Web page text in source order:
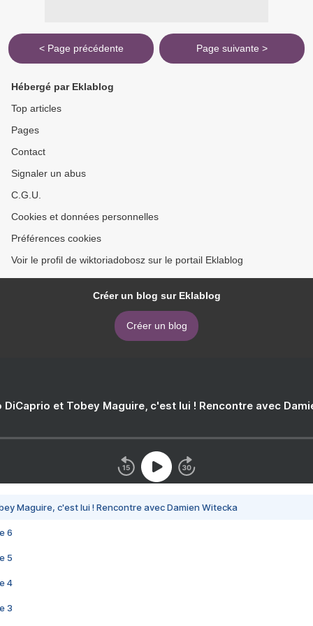
< Page précédente Page suivante >
Hébergé par Eklablog
Top articles
Pages
Contact
Signaler un abus
C.G.U.
Cookies et données personnelles
Préférences cookies
Voir le profil de wiktoriadobosz sur le portail Eklablog
Créer un blog sur Eklablog
Créer un blog
DiCaprio et Tobey Maguire, c'est lui ! Rencontre avec
Maguire, c'est lui ! Rencontre avec Damien Witecka
6
5
4
3